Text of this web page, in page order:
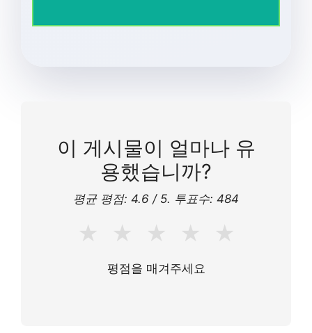
이 게시물이 얼마나 유
용했습니까?
평균 평점: 4.6 / 5. 투표수: 484
★ ★ ★ ★ ★
평점을 매겨주세요